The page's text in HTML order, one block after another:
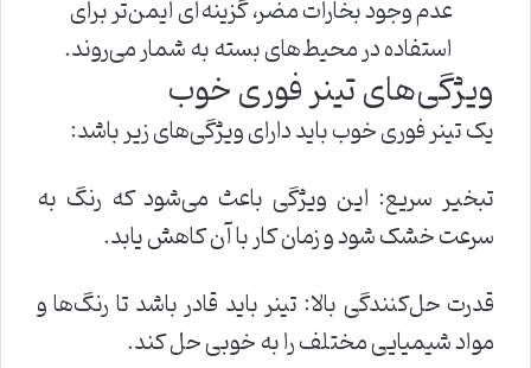
عدم وجود بخارات مضر، گزینه‌ای ایمن‌تر برای
استفاده در محیط‌های بسته به شمار می‌روند.
ویژگی‌های تینر فوری خوب
یک تینر فوری خوب باید دارای ویژگی‌های زیر باشد:
تبخیر سریع: این ویژگی باعث می‌شود که رنگ به
سرعت خشک شود و زمان کار با آن کاهش یابد.
قدرت حل‌کنندگی بالا: تینر باید قادر باشد تا رنگ‌ها و
مواد شیمیایی مختلف را به خوبی حل کند.